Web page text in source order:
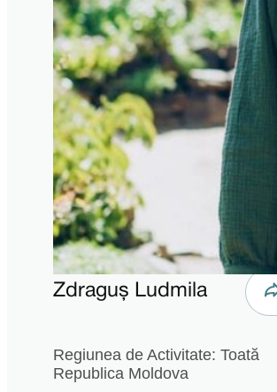
Zdraguș Ludmila
Regiunea de Activitate: Toată
Republica Moldova